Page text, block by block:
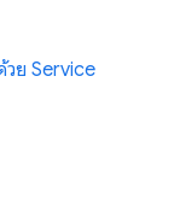
วย Service